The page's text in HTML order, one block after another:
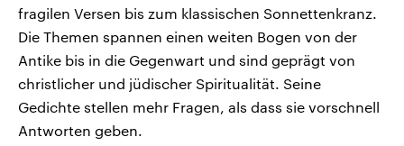
fragilen Versen bis zum klassischen Sonnettenkranz.
Die Themen spannen einen weiten Bogen von der
Antike bis in die Gegenwart und sind geprägt von
christlicher und jüdischer Spiritualität. Seine
Gedichte stellen mehr Fragen, als dass sie vorschnell
Antworten geben.